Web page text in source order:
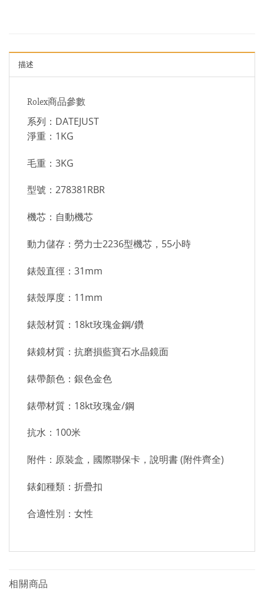
描述
Rolex商品參數
系列：DATEJUST
淨重：1KG
毛重：3KG
型號：278381RBR
機芯：自動機芯
動力儲存：勞力士2236型機芯，55小時
錶殼直徑：31mm
錶殼厚度：11mm
錶殼材質：18kt玫瑰金鋼/鑽
錶鏡材質：抗磨損藍寶石水晶鏡面
錶帶顏色：銀色金色
錶帶材質：18kt玫瑰金/鋼
抗水：100米
附件：原裝盒，國際聯保卡，說明書 (附件齊全)
錶釦種類：折疊扣
合適性別：女性
相關商品